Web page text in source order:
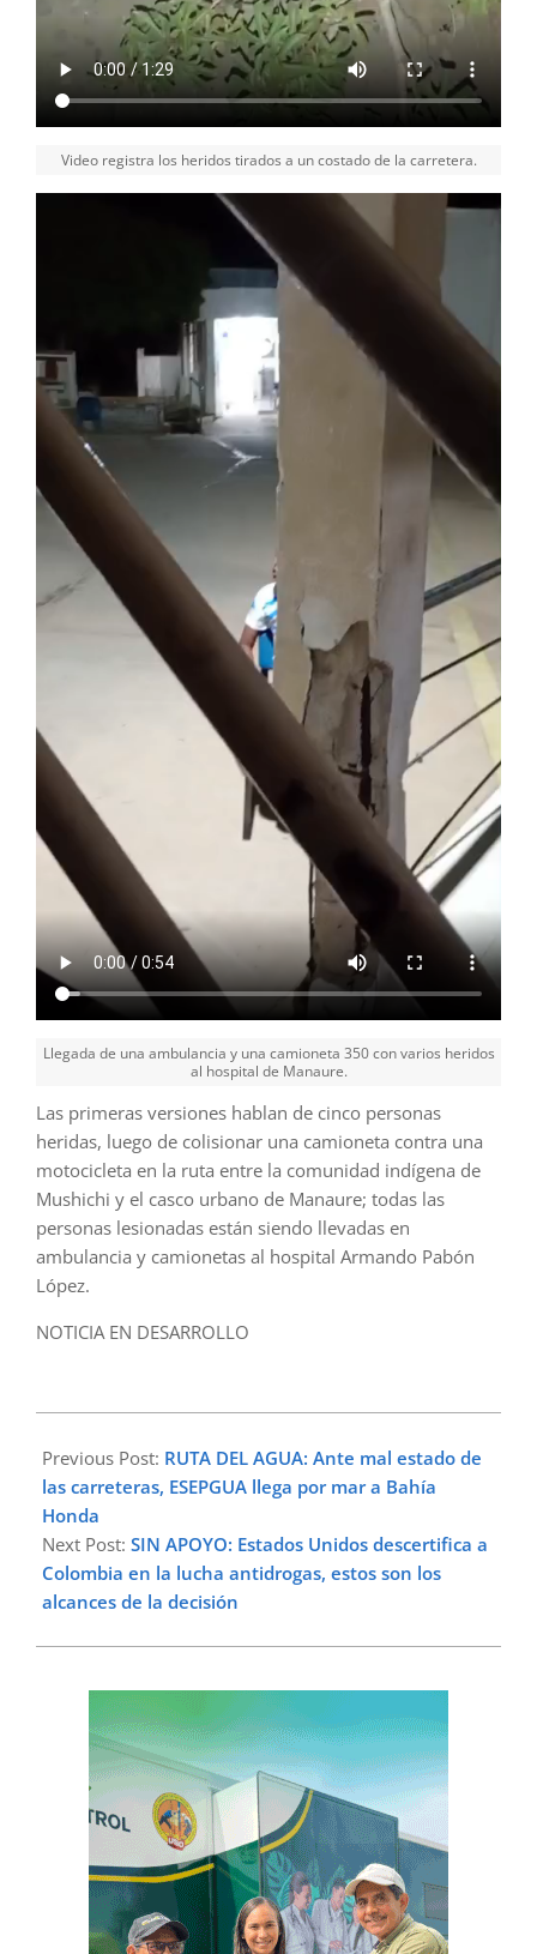
Video registra los heridos tirados a un costado de la carretera.
Llegada de una ambulancia y una camioneta 350 con varios heridos
al hospital de Manaure.
Las primeras versiones hablan de cinco personas
heridas, luego de colisionar una camioneta contra una
motocicleta en la ruta entre la comunidad indígena de
Mushichi y el casco urbano de Manaure; todas las
personas lesionadas están siendo llevadas en
ambulancia y camionetas al hospital Armando Pabón
López.
NOTICIA EN DESARROLLO
09-
14
Previous Post: RUTA DEL AGUA: Ante mal estado de
las carreteras, ESEPGUA llega por mar a Bahía
Honda
Next Post: SIN APOYO: Estados Unidos descertifica a
Colombia en la lucha antidrogas, estos son los
alcances de la decisión